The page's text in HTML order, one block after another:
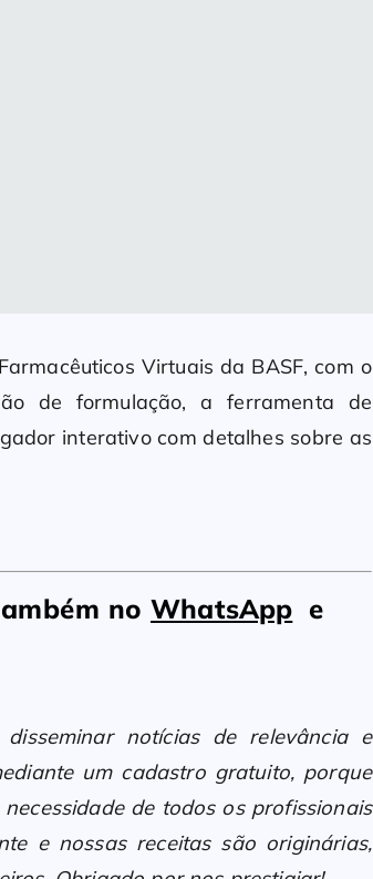
Virtuais da BASF, com o
de formulação, a ferramenta de
interativo com detalhes sobre as
noWhatsApp e
notícias de relevância e
um cadastro gratuito, porque
de todos os profissionais
e nossas receitas são originárias,